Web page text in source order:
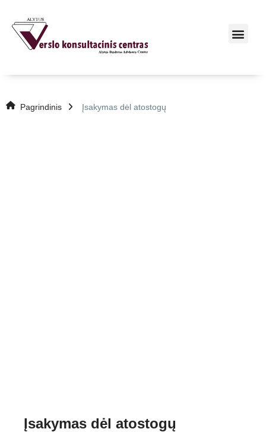
Pagrindinis Įsakymas dėl atostogų
Įsakymas dėl atostogų